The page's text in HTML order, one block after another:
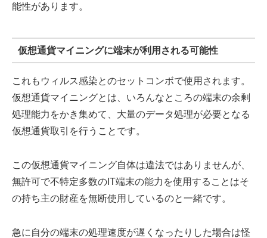
能性があります。
仮想通貨マイニングに端末が利用される可能性
これもウィルス感染とのセットコンボで使用されます。
仮想通貨マイニングとは、いろんなところの端末の余剰
処理能力をかき集めて、大量のデータ処理が必要となる
仮想通貨取引を行うことです。
この仮想通貨マイニング自体は違法ではありませんが、
無許可で不特定多数のIT端末の能力を使用することはそ
の持ち主の財産を無断使用しているのと一緒です。
急に自分の端末の処理速度が遅くなったりした場合は怪